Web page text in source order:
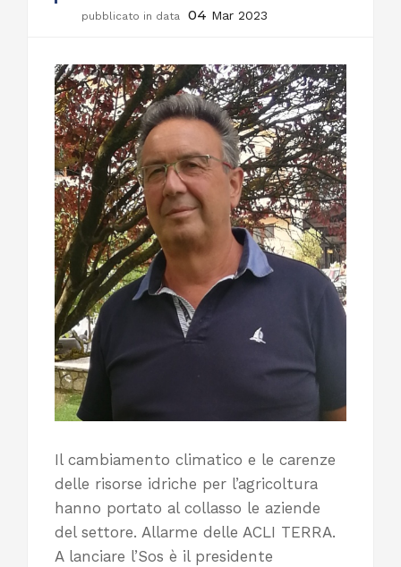
pubblicato in data 04 Mar 2023
Il cambiamento climatico e le carenze
delle risorse idriche per l’agricoltura
hanno portato al collasso le aziende
del settore. Allarme delle ACLI TERRA.
A lanciare l’Sos è il presidente